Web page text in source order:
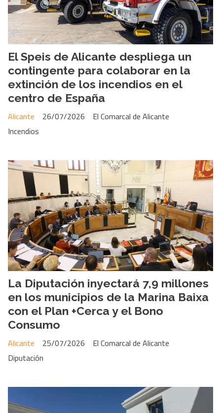
El Speis de Alicante despliega un
contingente para colaborar en la
extinción de los incendios en el
centro de España
El Comarcal de Alicante
Alicante
26/07/2026
Incendios
La Diputación inyectará 7,9 millones
en los municipios de la Marina Baixa
con el Plan +Cerca y el Bono
Consumo
El Comarcal de Alicante
Alicante
25/07/2026
Diputación